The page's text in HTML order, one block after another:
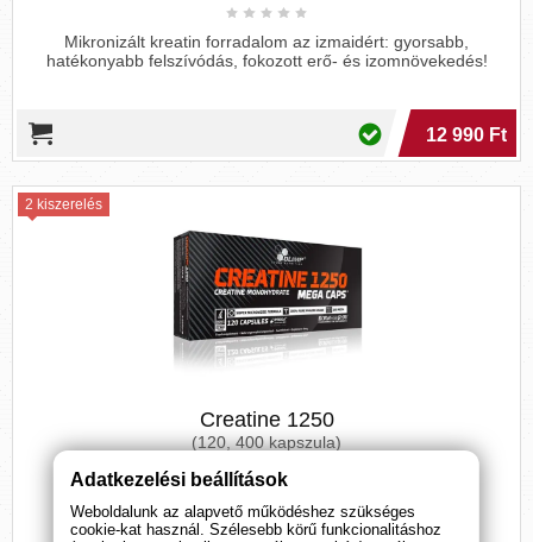
Mikronizált kreatin forradalom az izmaidért: gyorsabb,
hatékonyabb felszívódás, fokozott erő- és izomnövekedés!
12 990 Ft
2 kiszerelés
Creatine 1250
(120, 400 kapszula)
biztosítanak, gyors felszívódással és tiszta összetétellel.
Adatkezelési beállítások
Weboldalunk az alapvető működéshez szükséges
cookie-kat használ. Szélesebb körű funkcionalitáshoz